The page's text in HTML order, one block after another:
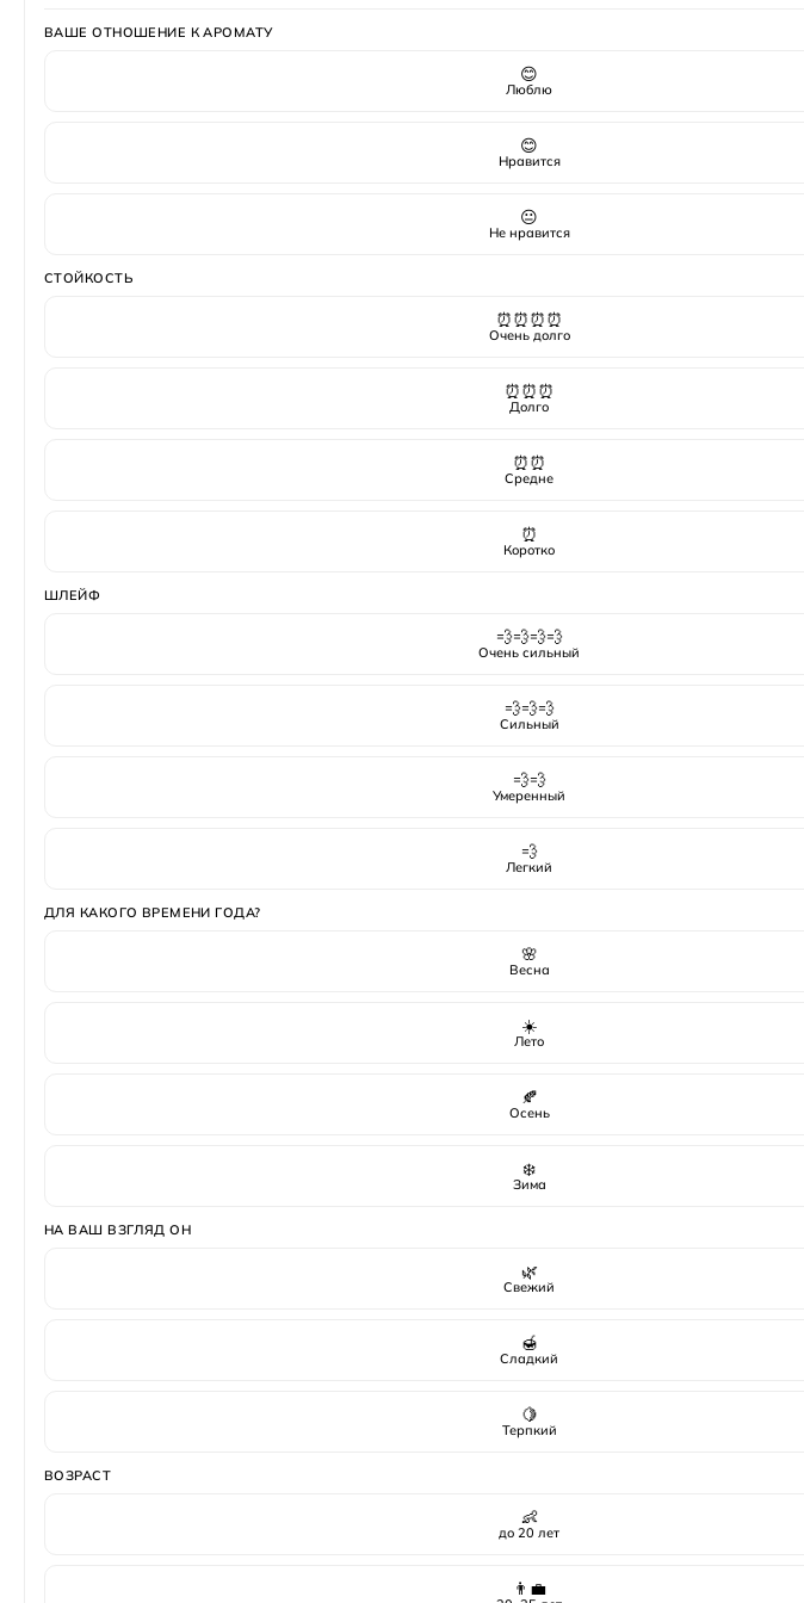
ВАШЕ ОТНОШЕНИЕ К АРОМАТУ
😊
Люблю
😊
Нравится
😐
Не нравится
СТОЙКОСТЬ
⏰⏰⏰⏰
Очень долго
⏰⏰⏰
Долго
⏰⏰
Средне
⏰
Коротко
ШЛЕЙФ
💨💨💨💨
Очень сильный
💨💨💨
Сильный
💨💨
Умеренный
💨
Легкий
ДЛЯ КАКОГО ВРЕМЕНИ ГОДА?
🌸
Весна
☀️
Лето
🍂
Осень
❄️
Зима
НА ВАШ ВЗГЛЯД ОН
🌿
Свежий
🍯
Сладкий
🍋
Терпкий
ВОЗРАСТ
👶
до 20 лет
👨‍💼